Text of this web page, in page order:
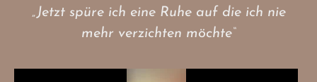
„Jetzt spüre ich eine Ruhe auf die ich nie
mehr verzichten möchte“